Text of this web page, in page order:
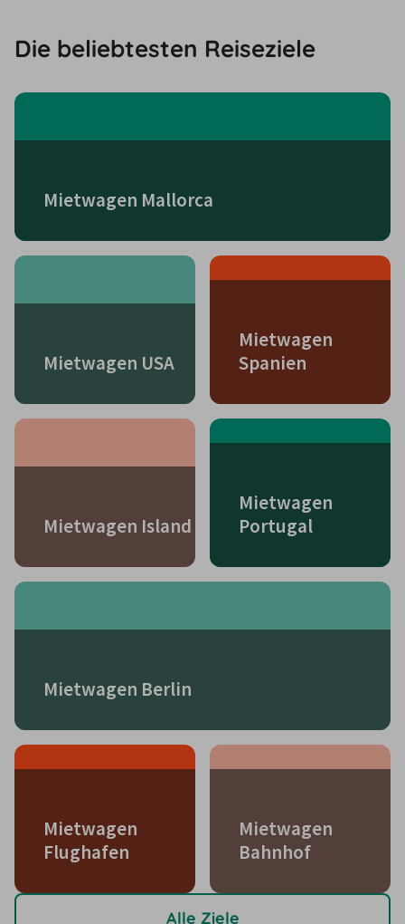
Die beliebtesten Reiseziele
Mietwagen Mallorca
Mietwagen USA
Mietwagen
Spanien
Mietwagen Island
Mietwagen
Portugal
Mietwagen Berlin
Mietwagen
Flughafen
Mietwagen
Bahnhof
Alle Ziele